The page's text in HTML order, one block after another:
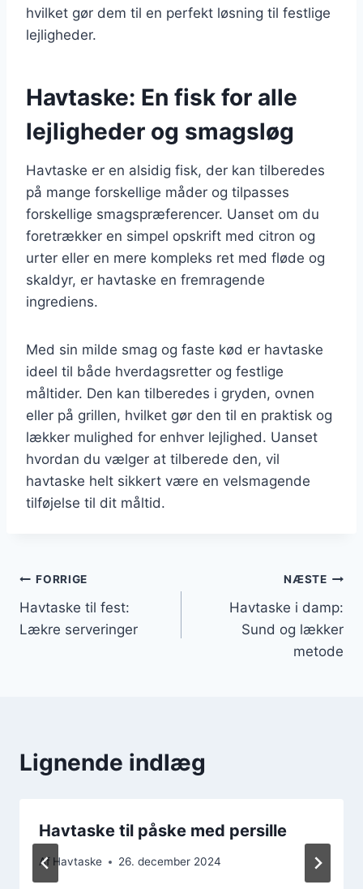
hvilket gør dem til en perfekt løsning til festlige
lejligheder.
Havtaske: En fisk for alle
lejligheder og smagsløg
Havtaske er en alsidig fisk, der kan tilberedes
på mange forskellige måder og tilpasses
forskellige smagspræferencer. Uanset om du
foretrækker en simpel opskrift med citron og
urter eller en mere kompleks ret med fløde og
skaldyr, er havtaske en fremragende
ingrediens.
Med sin milde smag og faste kød er havtaske
ideel til både hverdagsretter og festlige
måltider. Den kan tilberedes i gryden, ovnen
eller på grillen, hvilket gør den til en praktisk og
lækker mulighed for enhver lejlighed. Uanset
hvordan du vælger at tilberede den, vil
havtaske helt sikkert være en velsmagende
tilføjelse til dit måltid.
Indlægsnavigation
FORRIGE
Havtaske til fest:
Lækre serveringer
NÆSTE
Havtaske i damp:
Sund og lækker
metode
Lignende indlæg
Havtaske til påske med persille
Af Havtaske 26. december 2024